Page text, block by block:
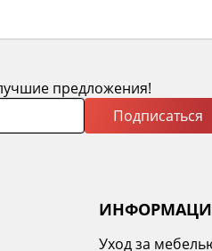
предложения!
Подписаться
Уход за